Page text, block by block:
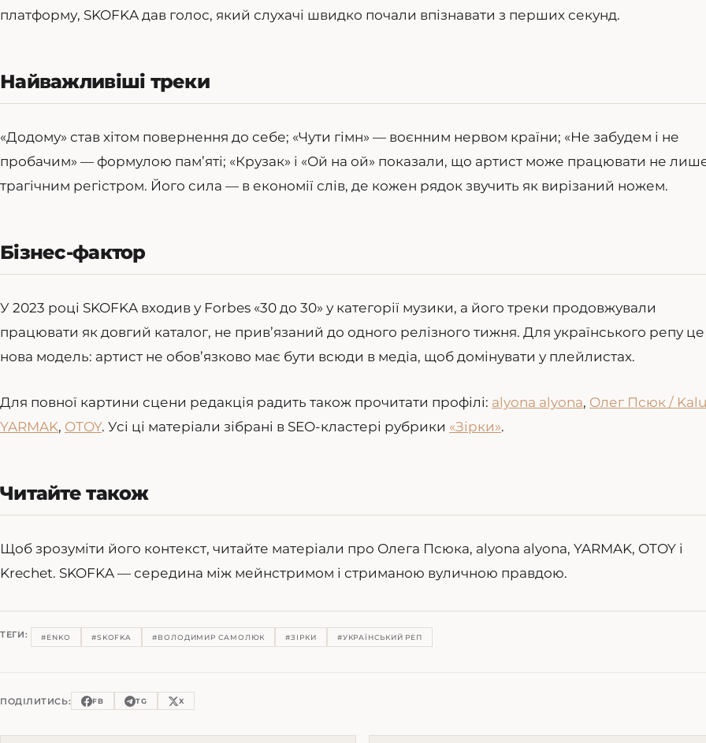
платформу, SKOFKA дав голос, який слухачі швидко почали впізнавати з перших секунд.
Найважливіші треки
«Додому» став хітом повернення до себе; «Чути гімн» — воєнним нервом країни; «Не забудем і не
пробачим» — формулою пам’яті; «Крузак» і «Ой на ой» показали, що артист може працювати не
трагічним регістром. Його сила — в економії слів, де кожен рядок звучить як вирізаний ножем.
Бізнес-фактор
У 2023 році SKOFKA входив у Forbes «30 до 30» у категорії музики, а його треки продовжували
працювати як довгий каталог, не прив’язаний до одного релізного тижня. Для українського репу це
нова модель: артист не обов’язково має бути всюди в медіа, щоб домінувати у плейлистах.
Для повної картини сцени редакція радить також прочитати профілі: alyona alyona, Олег Псюк /
YARMAK, OTOY. Усі ці матеріали зібрані в SEO-кластері рубрики «Зірки».
Читайте також
Щоб зрозуміти його контекст, читайте матеріали про Олега Псюка, alyona alyona, YARMAK, OTOY і
Krechet. SKOFKA — середина між мейнстримом і стриманою вуличною правдою.
ТЕГИ: #ENKO #SKOFKA #ВОЛОДИМИР САМОЛЮК #ЗІРКИ #УКРАЇНСЬКИЙ РЕП
ПОДІЛИТИСЬ: FB TG X